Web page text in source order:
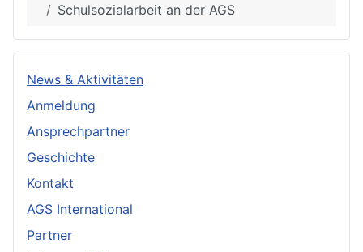
Schulsozialarbeit an der AGS
News & Aktivitäten
Anmeldung
Ansprechpartner
Geschichte
Kontakt
AGS International
Partner